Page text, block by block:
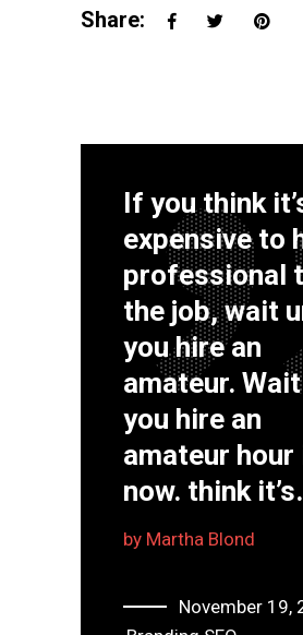
Share:
If you think
expensive to
professional
the job, wait
you hire an
amateur.
you hire an
amateur hour
now. think it’s.
by Martha Blond
November 19,